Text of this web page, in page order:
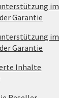
im
Garantie
im
Garantie
Inhalte